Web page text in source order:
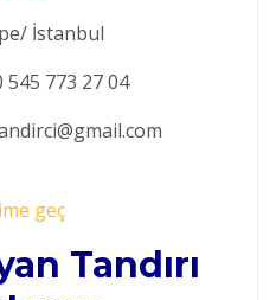
İstanbul
773 27 04
geç
Tandırı